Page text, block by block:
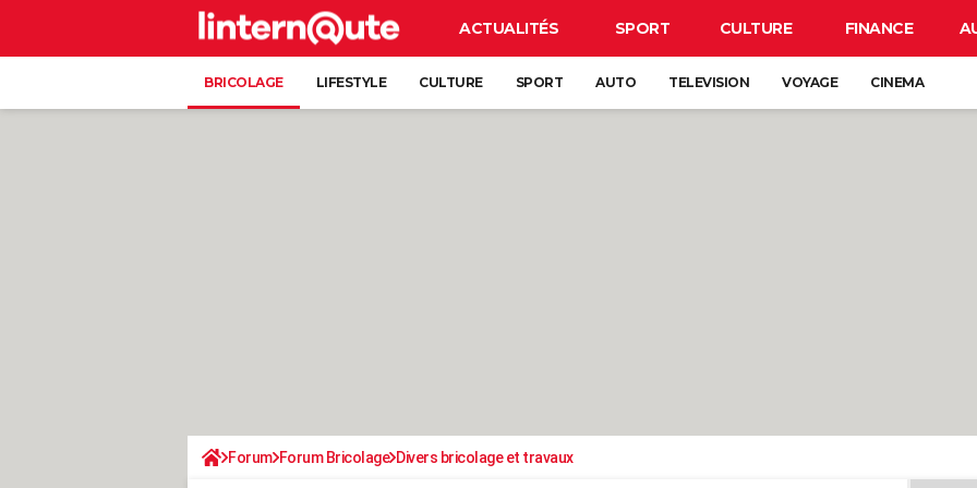
ACTUALITÉS SPORT CULTURE FINANCE
BRICOLAGE LIFESTYLE CULTURE SPORT AUTO TELEVISION VOYAGE CINEMA
Forum Forum Bricolage Divers bricolage et travaux